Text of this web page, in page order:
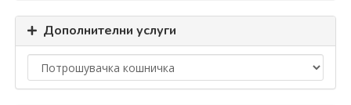
Дополнителни услуги